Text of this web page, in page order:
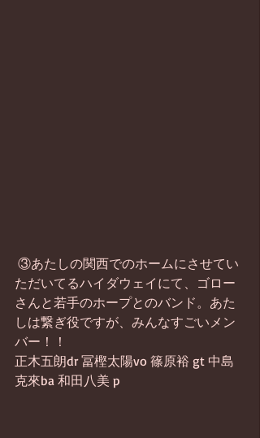
ただいてるハイダウェイにて、ゴロー
さんと若手のホープとのバンド。あた
しは繋ぎ役ですが、みんなすごいメン
バー！！
正木五朗dr 冨樫太陽vo 篠原裕 gt 中島
克來ba 和田八美 p